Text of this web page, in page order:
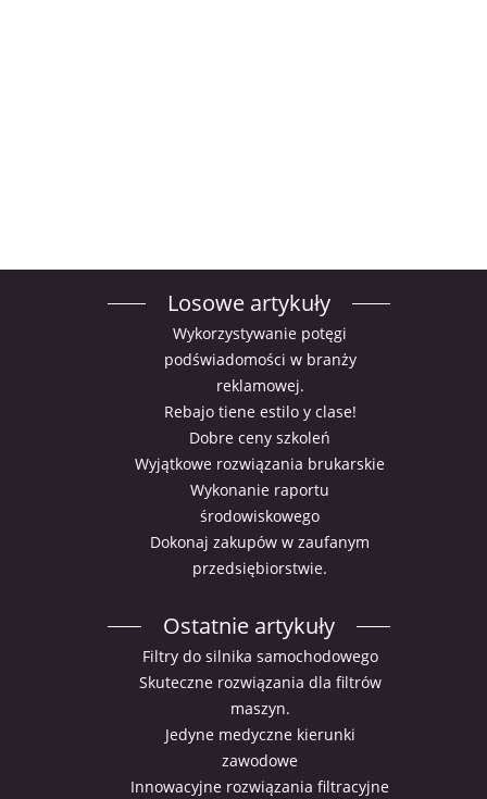
Losowe artykuły
Wykorzystywanie potęgi
podświadomości w branży
reklamowej.
Rebajo tiene estilo y clase!
Dobre ceny szkoleń
Wyjątkowe rozwiązania brukarskie
Wykonanie raportu
środowiskowego
Dokonaj zakupów w zaufanym
przedsiębiorstwie.
Ostatnie artykuły
Filtry do silnika samochodowego
Skuteczne rozwiązania dla filtrów
maszyn.
Jedyne medyczne kierunki
zawodowe
Innowacyjne rozwiązania filtracyjne